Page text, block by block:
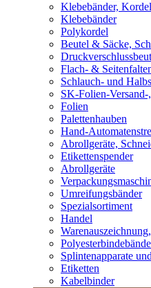
Klebebänder,
Klebebänder
Polykordel
Beutel & Säcke,
Flach- &
Schlauch- und
SK-Folien-
Folien
Palettenhauben
Hand-
Abrollgeräte,
Etikettenspender
Abrollgeräte
Umreifungsbänder
Spezialsortiment
Handel
Splintenapparate
Etiketten
Kabelbinder